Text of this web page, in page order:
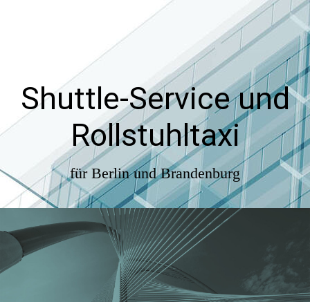
Shuttle-Service und
Rollstuhltaxi
für Berlin und Brandenburg